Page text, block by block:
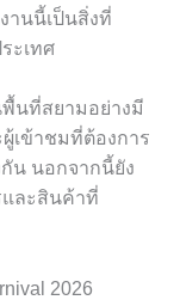
านนี้เป็นสิ่งที่
ะเทศ
พื้นที่สยามอย่างมี
เข้าชมที่ต้องการ
น นอกจากนี้ยัง
และสินค้าที่
2026